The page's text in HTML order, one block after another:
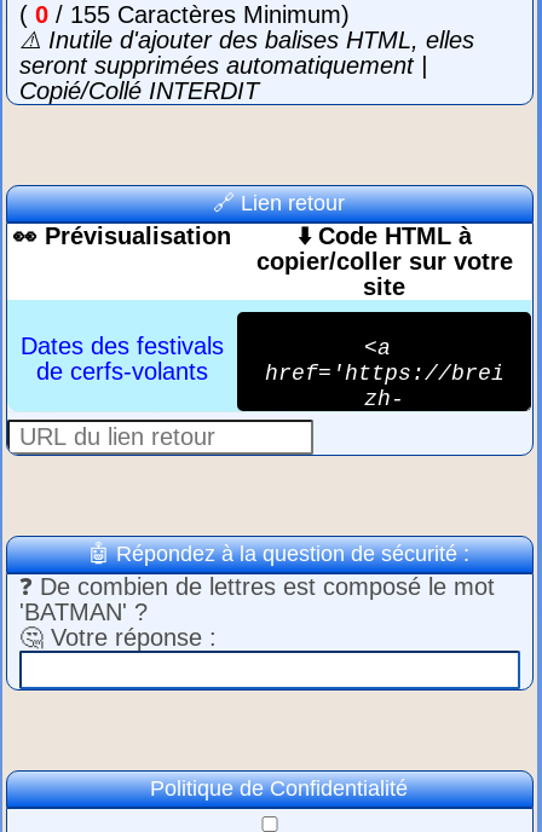
(0 / 155 Caractères Minimum)
⚠️ Inutile d'ajouter des balises HTML, elles
seront supprimées automatiquement |
Copié/Collé INTERDIT
🔗 Lien retour
👀 Prévisualisation
⬇️ Code HTML à
copier/coller sur votre
site
Dates des festivals
de cerfs-volants
🤖 Répondez à la question de sécurité :
❓ De combien de lettres est composé le mot
'BATMAN' ?
🤔 Votre réponse :
Politique de Confidentialité